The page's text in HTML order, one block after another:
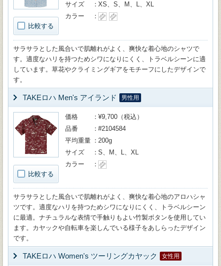
比較する
サイズ
XS、S、M、L、XL
カラー
サラサラとした風合いで肌離れがよく、爽快な着心地のシャツで
す。適度なハリを持つためシワになりにくく、トラベルシーンに適
しています。草花やクライミングギアをモチーフにしたデザインで
す。
TAKEロハ Men's アイランド 男性用
比較する
価格
¥9,700（税込）
品番
#2104584
平均重量
200g
サイズ
S、M、L、XL
カラー
サラサラとした風合いで肌離れがよく、爽快な着心地のアロハシャ
ツです。適度なハリを持つためシワになりにくく、トラベルシーン
に最適。ナチュラルな表情で手触りもよい竹製ボタンを使用してい
ます。カヤックや自転車を楽しんでいる様子をあしらったデザイン
です。
TAKEロハ Women's ツーリングカヤック 女性用